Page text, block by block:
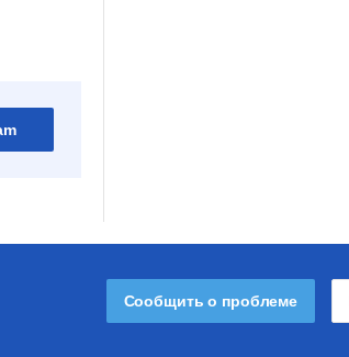
Сообщить о проблеме